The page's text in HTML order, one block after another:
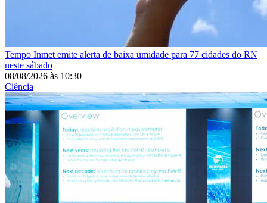
Tempo Inmet emite alerta de baixa umidade para 77 cidades do RN
neste sábado
08/08/2026 às 10:30
Ciência